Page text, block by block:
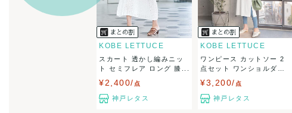
KOBE LETTUCE
スカート 透かし編みニッ
ト セミフレア ロング 膝...
¥2,400/ 点
神戸レタス
KOBE LETTUCE
ワンピース カットソー 2
点セット ワンショルダ
¥3,200/ 点
神戸レタス